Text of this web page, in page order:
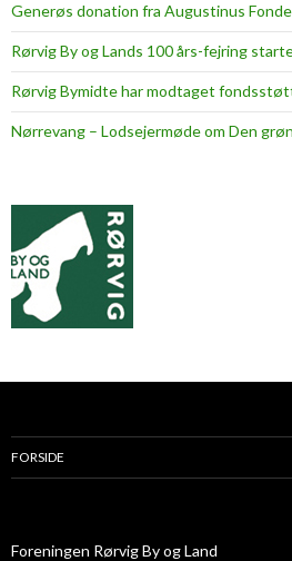
Generøs donation fra Augustinus
Rørvig By og Lands 100 års-fejring
Rørvig Bymidte har modtaget
Nørrevang – Lodsejermøde om Den
FORSIDE
Foreningen Rørvig By og Land